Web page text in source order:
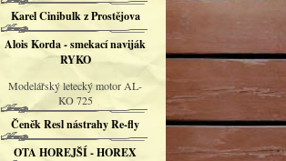
Karel Cinibulk z Prostějova
Alois Korda - smekací naviják
RYKO
Modelářský letecký motor AL-
KO 725
Čeněk Resl nástrahy Re-fly
OTA HOREJŠÍ - HOREX